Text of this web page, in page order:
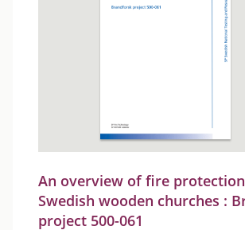
An overview of fire
Swedish wooden churches :
project 500-061